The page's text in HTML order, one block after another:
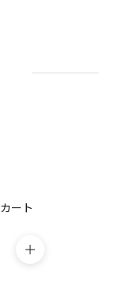
カート
ズームイン